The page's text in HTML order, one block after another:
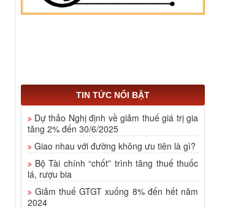
TIN TỨC NỔI BẬT
Dự thảo Nghị định về giảm thuế giá trị gia
tăng 2% đến 30/6/2025
Giao nhau với đường không ưu tiên là gì?
Bộ Tài chính “chốt” trình tăng thuế thuốc
lá, rượu bia
Giảm thuế GTGT xuống 8% đến hết năm
2024